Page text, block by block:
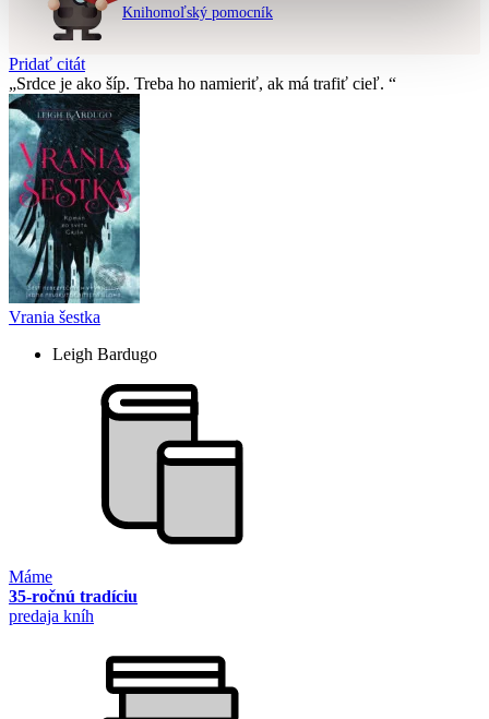
Knihomoľský pomocník
Pridať citát
Srdce je ako šíp. Treba ho namieriť, ak má trafiť cieľ.
Vrania šestka
Leigh Bardugo
Máme
35-ročnú tradíciu
predaja kníh